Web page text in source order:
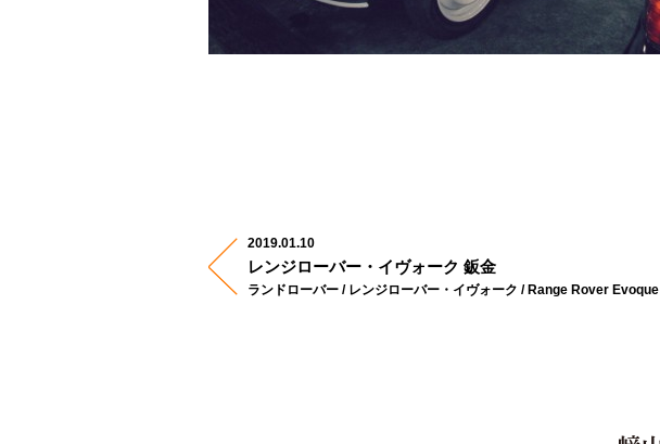
2019.01.10
レンジローバー・イヴォーク 鈑金
ランドローバー / レンジローバー・イヴォーク / Range Rover Evoque